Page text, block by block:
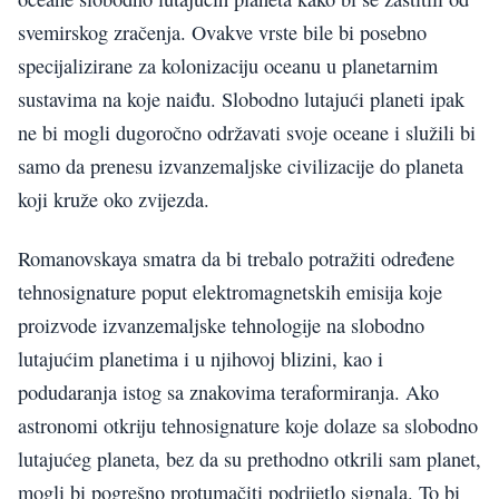
svemirskog zračenja. Ovakve vrste bile bi posebno
specijalizirane za kolonizaciju oceanu u planetarnim
sustavima na koje naiđu. Slobodno lutajući planeti ipak
ne bi mogli dugoročno održavati svoje oceane i služili bi
samo da prenesu izvanzemaljske civilizacije do planeta
koji kruže oko zvijezda.
Romanovskaya smatra da bi trebalo potražiti određene
tehnosignature poput elektromagnetskih emisija koje
proizvode izvanzemaljske tehnologije na slobodno
lutajućim planetima i u njihovoj blizini, kao i
podudaranja istog sa znakovima teraformiranja. Ako
astronomi otkriju tehnosignature koje dolaze sa slobodno
lutajućeg planeta, bez da su prethodno otkrili sam planet,
mogli bi pogrešno protumačiti podrijetlo signala. To bi